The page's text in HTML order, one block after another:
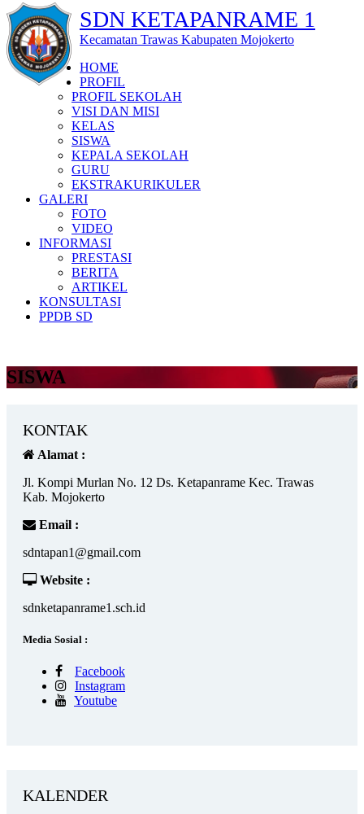
SDN KETAPANRAME 1
Kecamatan Trawas Kabupaten Mojokerto
HOME
PROFIL
PROFIL SEKOLAH
VISI DAN MISI
KELAS
SISWA
KEPALA SEKOLAH
GURU
EKSTRAKURIKULER
GALERI
FOTO
VIDEO
INFORMASI
PRESTASI
BERITA
ARTIKEL
KONSULTASI
PPDB SD
SISWA
KONTAK
Alamat :
Jl. Kompi Murlan No. 12 Ds. Ketapanrame Kec. Trawas
Kab. Mojokerto
Email :
sdntapan1@gmail.com
Website :
sdnketapanrame1.sch.id
Media Sosial :
Facebook
Instagram
Youtube
KALENDER